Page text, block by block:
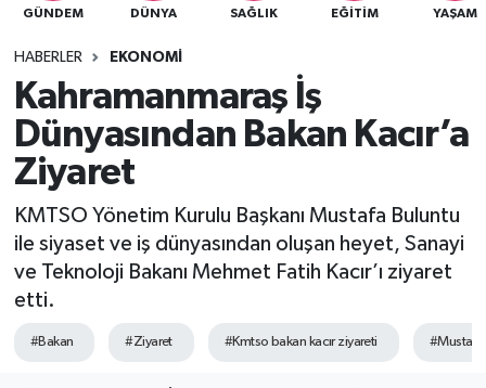
GÜNDEM DÜNYA SAĞLIK EĞITIM YAŞAM
HABERLER EKONOMI
Kahramanmaraş İş
Dünyasından Bakan Kacır’a
Ziyaret
KMTSO Yönetim Kurulu Başkanı Mustafa Buluntu
ile siyaset ve iş dünyasından oluşan heyet, Sanayi
ve Teknoloji Bakanı Mehmet Fatih Kacır’ı ziyaret
etti.
#Bakan #Ziyaret #Kmtso bakan kacır ziyareti #Mustafa
Güncel
Gündem
Magazin
Politika
Sağlık
Süper Lig Puan Durumu ve Fikstür
Tüm Manşetler
Son Dakika Haberleri
Haber Arşivi